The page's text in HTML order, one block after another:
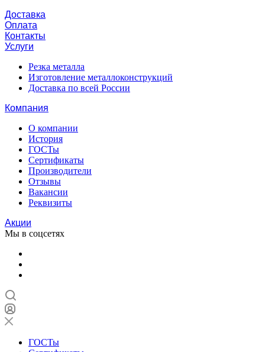
Доставка
Оплата
Контакты
Услуги
Резка металла
Изготовление металлоконструкций
Доставка по всей России
Компания
О компании
История
ГОСТы
Сертификаты
Производители
Отзывы
Вакансии
Реквизиты
Акции
Мы в соцсетях
ГОСТы